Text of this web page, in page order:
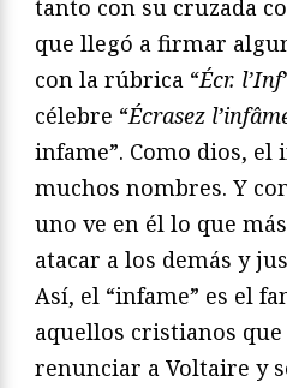
tanto con su cruzada
que llegó a firmar
con la rúbrica “Écr. l’Inf
célebre “Écrasez
infame”. Como dios, el
muchos nombres. Y
uno ve en él lo que
atacar a los demás y
Así, el “infame” es el
aquellos cristianos
renunciar a Voltaire y